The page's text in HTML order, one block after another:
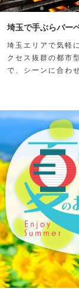
埼玉で手ぶらバー
埼玉エリアで気軽
クセス抜群の都市
で、シーンに合わ